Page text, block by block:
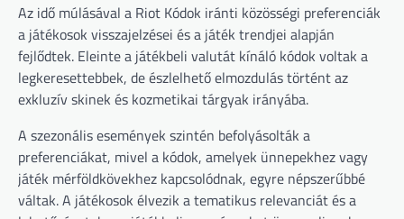
Az idő múlásával a Riot Kódok iránti közösségi preferenciák
a játékosok visszajelzései és a játék trendjei alapján
fejlődtek. Eleinte a játékbeli valutát kínáló kódok voltak a
legkeresettebbek, de észlelhető elmozdulás történt az
exkluzív skinek és kozmetikai tárgyak irányába.
A szezonális események szintén befolyásolták a
preferenciákat, mivel a kódok, amelyek ünnepekhez vagy
játék mérföldkövekhez kapcsolódnak, egyre népszerűbbé
váltak. A játékosok élvezik a tematikus relevanciát és a